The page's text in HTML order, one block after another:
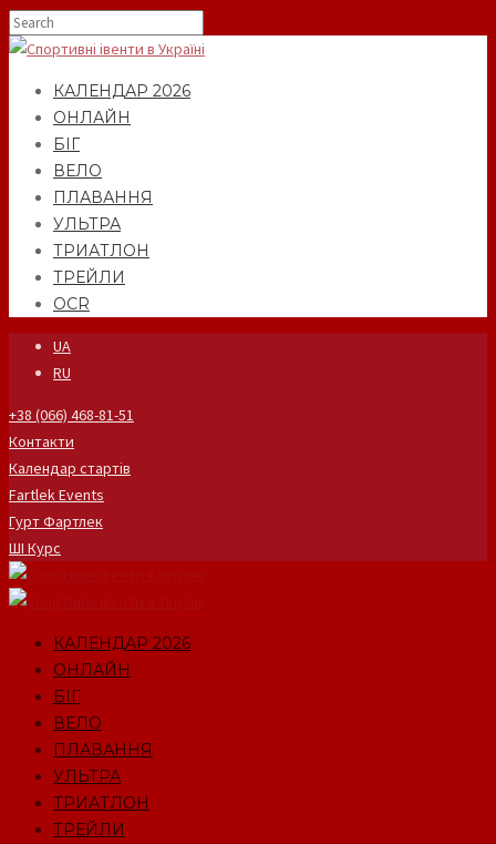
КАЛЕНДАР 2026
ОНЛАЙН
БІГ
ВЕЛО
ПЛАВАННЯ
УЛЬТРА
ТРИАТЛОН
ТРЕЙЛИ
OCR
UA
RU
+38 (066) 468-81-51
Контакти
Календар стартів
Fartlek Events
Гурт Фартлек
ШІ Курс
КАЛЕНДАР 2026
ОНЛАЙН
БІГ
ВЕЛО
ПЛАВАННЯ
УЛЬТРА
ТРИАТЛОН
ТРЕЙЛИ